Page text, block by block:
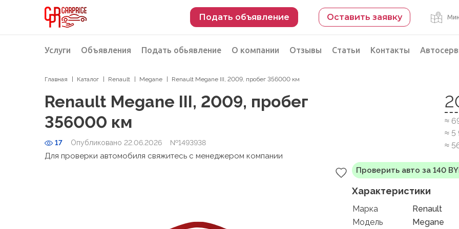
Подать объявление Оставить заявку
Услуги
Подбор автомобиля
Подбор автомобиля из Российской Федерации
Подбор автомобиля из Европы
Проверка автомобиля перед покупкой
Подбор автомобиля из Китая
Объявления Подать обьявление
Разместить объявление о продаже
О компании Отзывы Статьи Контакты
Главная Каталог Renault Megane Renault Megane III, 2009, пробег 356000 км
Renault Megane III, 2009, пробег
356000 км
17 Опубликовано 22.06.2026 №1493938
≈
≈ 5
≈
Для проверки автомобиля свяжитесь с менеджером компании
Проверить авто за 140
Характеристики
Марка
Renault
Модель
Megane